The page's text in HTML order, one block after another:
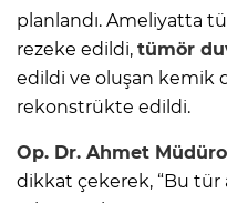
planlandı. Ameliyatta
rezeke edildi, tümör
edildi ve oluşan kemik
rekonstrükte edildi.
Op. Dr. Ahmet
dikkat çekerek, “Bu